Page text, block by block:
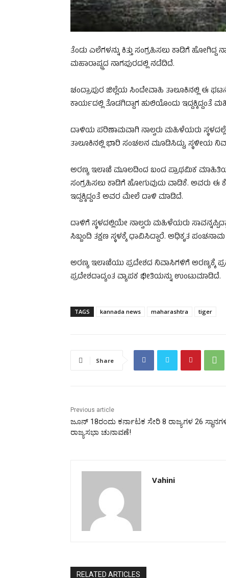
ತೆಂಡು ಎಲೆಗಳನ್ನು ಕಿತ್ತು ಸಂಗ್ರಹಿಸಲು ಕಾಡಿಗೆ
ಮಹಾರಾಷ್ಟ್ರದ ನಾಗಪುರದಲ್ಲಿ ನಡೆದಿದೆ.
ಚಂದ್ರಾಪುರ ಜಿಲ್ಲೆಯ ಸಿಂದೇವಾಹಿ ತಾಲೂಕಿನಲ್ಲಿ ಈ
ಕಾರ್ಯದಲ್ಲಿ ತೊಡಗಿದ್ದಾಗ ಹುಲಿಯೊಂದು
ದಾಳಿಯ ಪರಿಣಾಮವಾಗಿ ನಾಲ್ವರು ಮಹಿಳೆಯರು
ತಾಲೂಕಿನಲ್ಲಿ ಭಾರಿ ಸಂಚಲನ ಮೂಡಿಸಿದ್ದು, ಸ್ಥಳೀಯ
ಅರಣ್ಯ ಇಲಾಖೆ ಮೂಲದಿಂದ ಬಂದ ಪ್ರಾಥಮಿಕ ಮಾಹಿತಿಯ
ಸಂಗ್ರಹಿಸಲು ಕಾಡಿಗೆ ಹೋಗುವುದು ವಾಡಿಕೆ. ಅವರು ಈ
ಇದ್ದಕ್ಕಿದ್ದಂತೆ ಅವರ ಮೇಲೆ ದಾಳಿ ಮಾಡಿದೆ.
ದಾಳಿಗೆ ಸ್ಥಳದಲ್ಲಿಯೇ ನಾಲ್ವರು ಮಹಿಳೆಯರು
ಸಿಬ್ಬಂದಿ ತಕ್ಷಣ ಸ್ಥಳಕ್ಕೆ ಧಾವಿಸಿದ್ದಾರೆ. ಅಧಿಕೃತ
ಅರಣ್ಯ ಇಲಾಖೆಯು ಪ್ರದೇಶದ ನಿವಾಸಿಗಳಿಗೆ ಅರಣ್ಯಕ್ಕೆ
ಪ್ರದೇಶದಾದ್ಯಂತ ವ್ಯಾಪಕ ಭೀತಿಯನ್ನು ಉಂಟುಮಾಡಿದೆ.
TAGS kannada news maharashtra tiger
Share
Previous article
ಜೂನ್‌ 18ರಂದು ಕರ್ನಾಟಕ ಸೇರಿ 8 ರಾಜ್ಯಗಳ 26
ರಾಜ್ಯಸಭಾ ಚುನಾವಣೆ!
Vahini
RELATED ARTICLES